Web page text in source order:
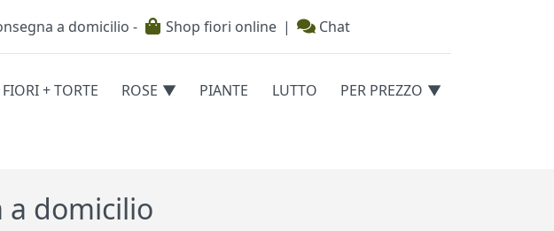
a domicilio - Shop fiori online | Chat
FIORI + TORTE ROSE PIANTE LUTTO PER PREZZO
a domicilio